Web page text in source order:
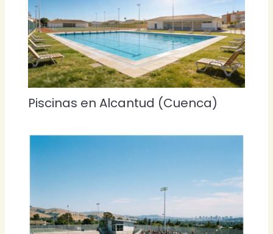
Piscinas en Alcantud (Cuenca)